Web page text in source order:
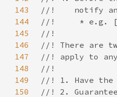
143
144
145
146
147
148
149
150